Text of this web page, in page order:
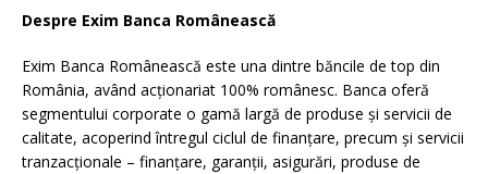
Despre Exim Banca Românească
Exim Banca Românească este una dintre băncile de top din
România, având acționariat 100% românesc. Banca oferă
segmentului corporate o gamă largă de produse și servicii de
calitate, acoperind întregul ciclul de finanțare, precum și servicii
tranzacționale – finanțare, garanții, asigurări, produse de